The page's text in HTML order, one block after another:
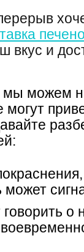
вкус и
можем
может
о